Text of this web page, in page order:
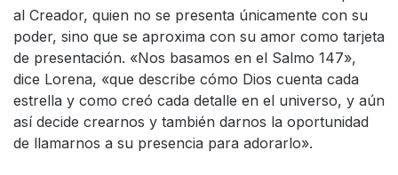
al Creador, quien no se presenta únicamente con su
poder, sino que se aproxima con su amor como tarjeta
de presentación. «Nos basamos en el Salmo 147»,
dice Lorena, «que describe cómo Dios cuenta cada
estrella y como creó cada detalle en el universo, y aún
así decide crearnos y también darnos la oportunidad
de llamarnos a su presencia para adorarlo».